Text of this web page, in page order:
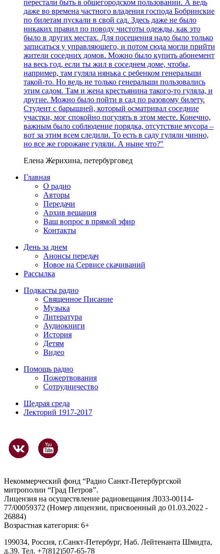
перестали быть в общегородском пользовании. А ведь
даже во времена частного владения господа Бобринские
по билетам пускали в свой сад. Здесь даже не было
никаких правил по поводу чистоты одежды, как это
было в других местах. Для посещения надо было только
записаться у управляющего, и потом сюда могли прийти
жители соседних домов. Можно было купить абонемент
на весь год, если ты жил в соседнем доме, чтобы,
например, там гуляла нянька с ребенком генеральши
такой-то. Но ведь не только генеральши пользовались
этим садом. Там и жена крестьянина такого-то гуляла, и
другие. Можно было пойти в сад по разовому билету.
Студент с барышней, который осматривал соседние
участки, мог спокойно погулять в этом месте. Конечно,
важным было соблюдение порядка, отсутствие мусора –
вот за этим всем следили. То есть в саду гуляли чинно,
но все же горожане гуляли. А ныне что?"
Елена Жерихина, петербурговед
Главная
О радио
Авторы
Передачи
Архив вещания
Ваш вопрос в прямой эфир
Контакты
День за днем
Анонсы передач
Новое на Сервисе скачиваний
Рассылка
Подкасты радио
Священное Писание
Музыка
Литература
Аудиокниги
История
Детям
Видео
Помощь радио
Пожертвования
Сотрудничество
Щедрая среда
Лекторий 1917-2017
Некоммерческий фонд “Радио Санкт-Петербургской
митрополии “Град Петров”.
Лицензия на осуществление радиовещания Л033-00114-
77/00059372 (Номер лицензии, присвоенный до 01.03.2022 -
26884)
Возрастная категория: 6+
199034, Россия, г.Санкт-Петербург, Наб. Лейтенанта Шмидта,
д.39. Тел. +7(812)507-65-78